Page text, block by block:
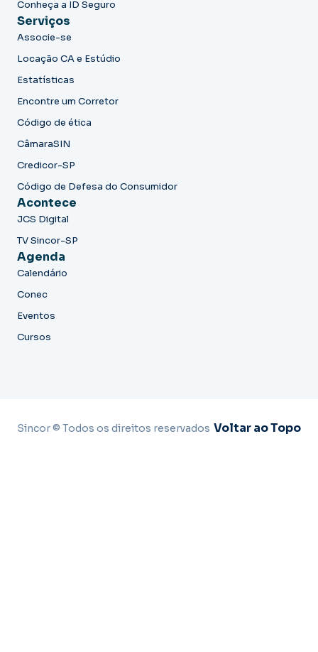
Conheça a ID Seguro
Serviços
Associe-se
Locação CA e Estúdio
Estatísticas
Encontre um Corretor
Código de ética
CâmaraSIN
Credicor-SP
Código de Defesa do Consumidor
Acontece
JCS Digital
TV Sincor-SP
Agenda
Calendário
Conec
Eventos
Cursos
Sincor © Todos os direitos reservados Voltar ao Topo